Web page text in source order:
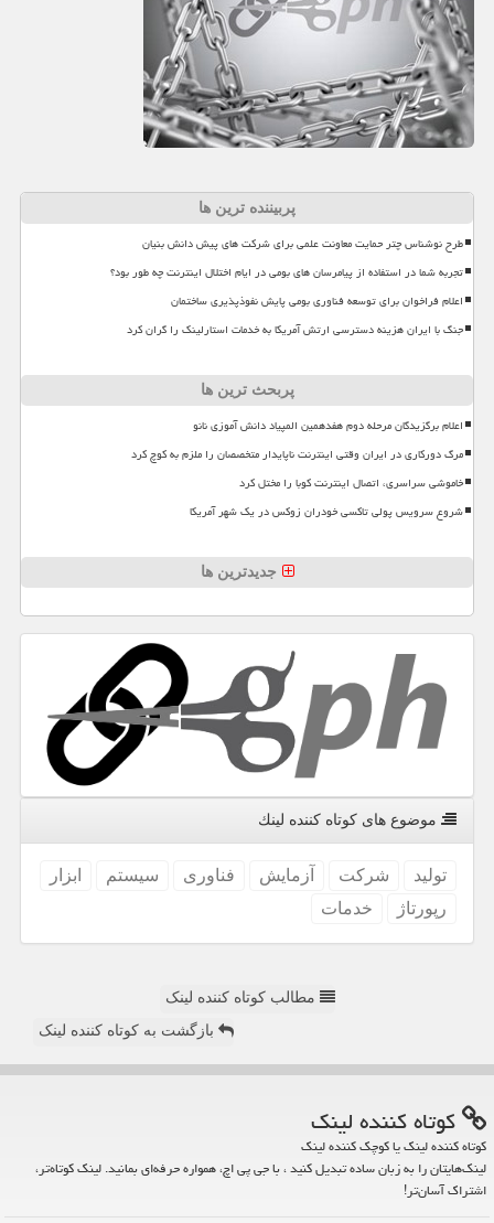
پربیننده ترین ها
طرح نوشناس چتر حمایت معاونت علمی برای شرکت های پیش دانش بنیان
تجربه شما در استفاده از پیامرسان های بومی در ایام اختلال اینترنت چه طور بود؟
اعلام فراخوان برای توسعه فناوری بومی پایش نفوذپذیری ساختمان
جنگ با ایران هزینه دسترسی ارتش آمریکا به خدمات استارلینک را گران کرد
پربحث ترین ها
اعلام برگزیدگان مرحله دوم هفدهمین المپیاد دانش آموزی نانو
مرگ دورکاری در ایران وقتی اینترنت ناپایدار متخصصان را ملزم به کوچ کرد
خاموشی سراسری، اتصال اینترنت کوبا را مختل کرد
شروع سرویس پولی تاکسی خودران زوکس در یک شهر آمریکا
جدیدترین ها
موضوع های كوتاه كننده لینك
تولید شركت آزمایش فناوری سیستم
ابزار
رپورتاژ
خدمات
مطالب کوتاه کننده لینک
بازگشت به کوتاه کننده لینک
كوتاه كننده لینك
کوتاه کننده لینک یا کوچک کننده لینک
لینک‌هایتان را به زبان ساده تبدیل کنید ، با جی پی اچ، همواره حرفه‌ای بمانید. لینک کوتاه‌تر،
اشتراک آسان‌تر!